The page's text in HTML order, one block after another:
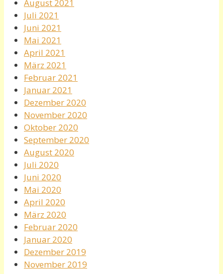
August 2021
Juli 2021
Juni 2021
Mai 2021
April 2021
März 2021
Februar 2021
Januar 2021
Dezember 2020
November 2020
Oktober 2020
September 2020
August 2020
Juli 2020
Juni 2020
Mai 2020
April 2020
März 2020
Februar 2020
Januar 2020
Dezember 2019
November 2019